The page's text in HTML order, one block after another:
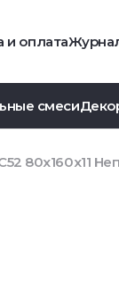
и оплата
смеси
80x160x11